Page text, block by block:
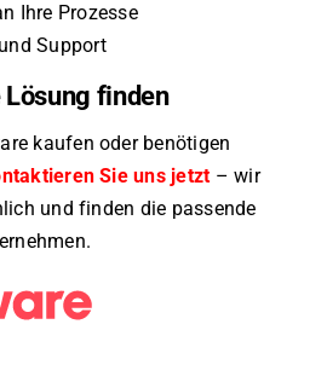
Ihre Prozesse
Support
finden
kaufen oder benötigen
Sie uns jetzt – wir
und finden die passende